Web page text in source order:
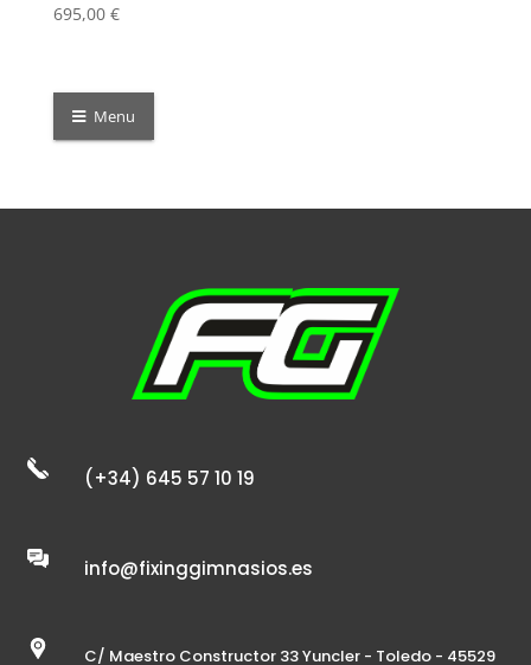
695,00 €
Menu
(+34) 645 57 10 19
info@fixinggimnasios.es
C/ Maestro Constructor 33 Yuncler - Toledo - 45529